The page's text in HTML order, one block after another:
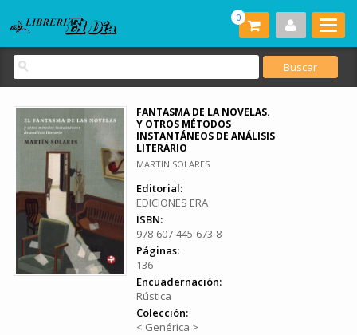
0
FANTASMA DE LA NOVELAS.
Y OTROS MÉTODOS
INSTANTÁNEOS DE ANÁLISIS
LITERARIO
MARTIN SOLARES
Editorial:
EDICIONES ERA
ISBN:
978-607-445-673-8
Páginas:
136
Encuadernación:
Rústica
Colección:
< Genérica >